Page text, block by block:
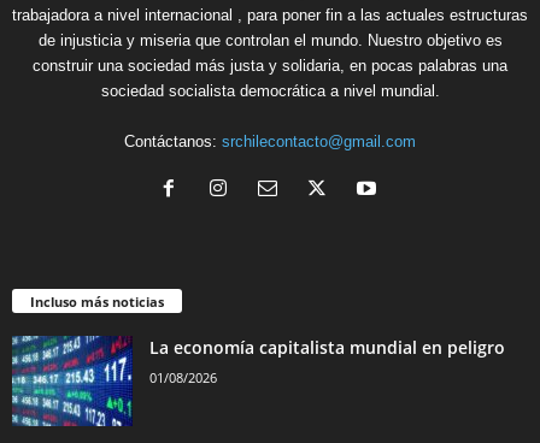
trabajadora a nivel internacional , para poner fin a las actuales estructuras
de injusticia y miseria que controlan el mundo. Nuestro objetivo es
construir una sociedad más justa y solidaria, en pocas palabras una
sociedad socialista democrática a nivel mundial.
Contáctanos: srchilecontacto@gmail.com
Incluso más noticias
La economía capitalista mundial en peligro
01/08/2026